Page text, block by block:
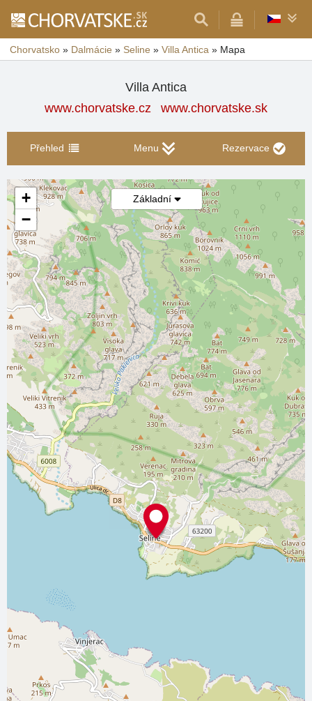
Chorvatsko » Dalmácie » Seline » Villa Antica » Mapa
Villa Antica
www.chorvatske.cz
www.chorvatske.sk
Přehled Menu Rezervace
Základní
+
−